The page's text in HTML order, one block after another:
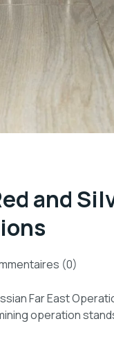
and
(0)
Far East
operation